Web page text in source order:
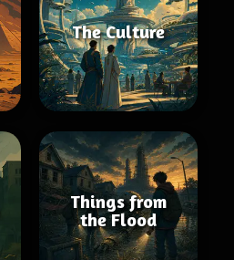
The Culture
Things from
the Flood